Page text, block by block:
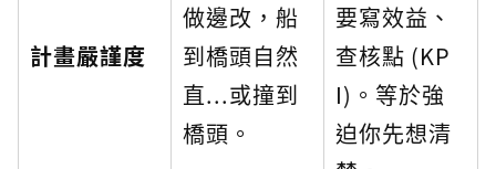
計畫嚴謹度
做邊改，船
到橋頭自然
直...或撞到
橋頭。
要寫效益、
查核點 (KP
I)。等於強
迫你先想清